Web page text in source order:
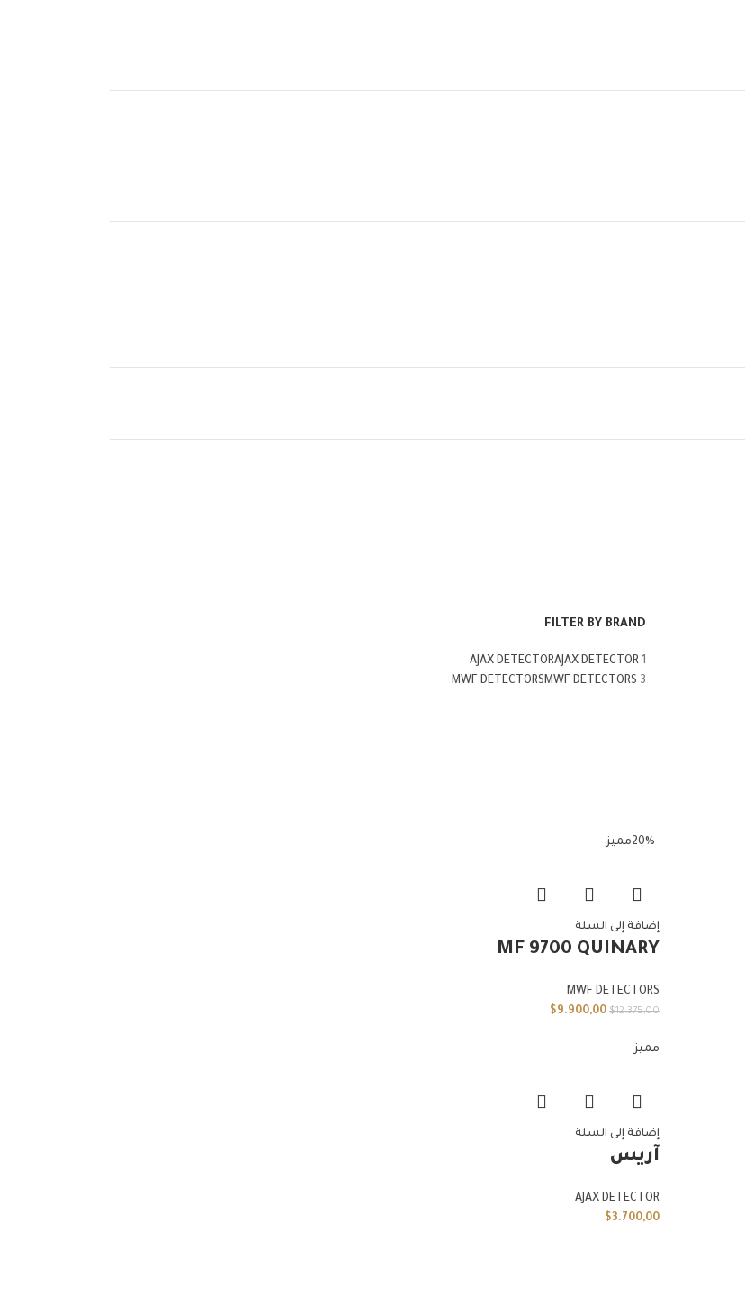
FILTER BY BRAND
AJAX DETECTORAJAX DETECTOR 1
MWF DETECTORSMWF DETECTORS 3
-20% مميز
إضافة إلى السلة
MF 9700 QUINARY
MWF DETECTORS
$12.375,00
$9.900,00
مميز
إضافة إلى السلة
آريس
AJAX DETECTOR
$3.700,00